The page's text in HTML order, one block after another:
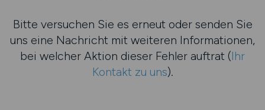
Bitte versuchen Sie es erneut oder senden Sie
uns eine Nachricht mit weiteren Informationen,
bei welcher Aktion dieser Fehler auftrat (Ihr
Kontakt zu uns).